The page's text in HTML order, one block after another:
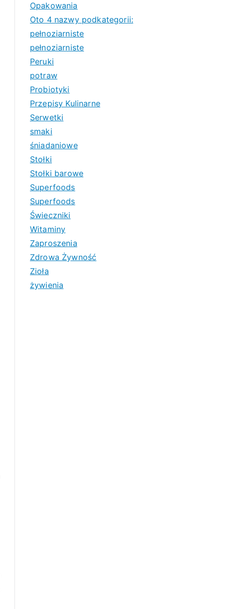
Opakowania
Oto 4 nazwy podkategorii:
pełnoziarniste
pełnoziarniste
Peruki
potraw
Probiotyki
Przepisy Kulinarne
Serwetki
smaki
śniadaniowe
Stołki
Stołki barowe
Superfoods
Superfoods
Świeczniki
Witaminy
Zaproszenia
Zdrowa Żywność
Zioła
żywienia